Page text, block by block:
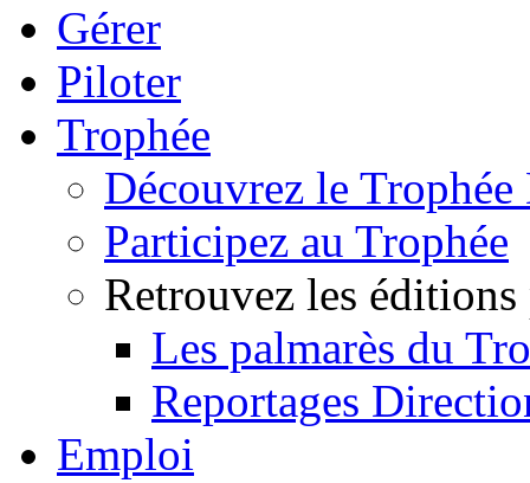
Gérer
Piloter
Trophée
Découvrez le
Participez au Trophée
Retrouvez les éditions
Les palmarès du
Reportages
Emploi